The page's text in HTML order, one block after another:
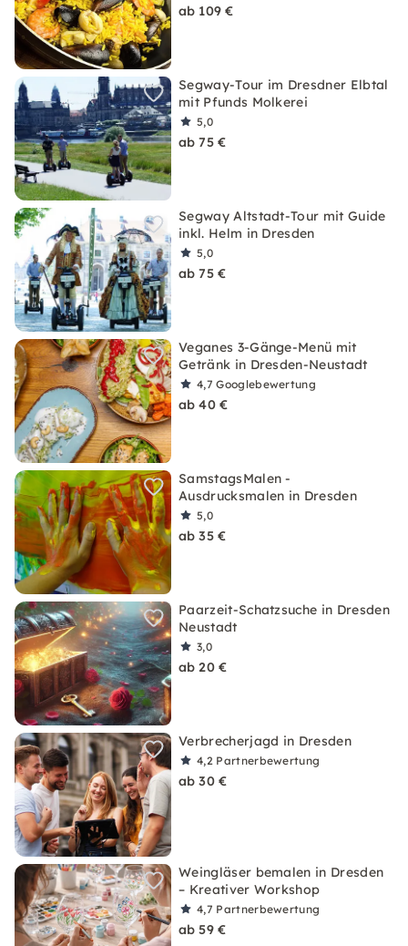
ab 109 €
Segway-Tour im Dresdner Elbtal
mit Pfunds Molkerei
5,0
ab 75 €
Segway Altstadt-Tour mit Guide
inkl. Helm in Dresden
5,0
ab 75 €
Veganes 3-Gänge-Menü mit
Getränk in Dresden-Neustadt
4,7Googlebewertung
ab 40 €
SamstagsMalen -
Ausdrucksmalen in Dresden
5,0
ab 35 €
Paarzeit-Schatzsuche in Dresden
Neustadt
3,0
ab 20 €
Verbrecherjagd in Dresden
4,2 Partnerbewertung
ab 30 €
Weingläser bemalen in Dresden
– Kreativer Workshop
4,7 Partnerbewertung
ab 59 €